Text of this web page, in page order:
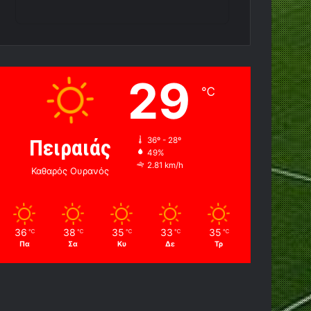
Πειραιάς
Καθαρός Ουρανός
29 ℃
36º - 28º
49%
2.81 km/h
36 ℃
Πα
38 ℃
Σα
35 ℃
Κυ
33 ℃
Δε
35 ℃
Τρ